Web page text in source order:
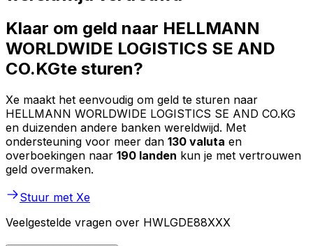
Klaar om geld naar HELLMANN
WORLDWIDE LOGISTICS SE AND
CO.KGte sturen?
Xe maakt het eenvoudig om geld te sturen naar
HELLMANN WORLDWIDE LOGISTICS SE AND CO.KG
en duizenden andere banken wereldwijd. Met
ondersteuning voor meer dan 130 valuta en
overboekingen naar 190 landen kun je met vertrouwen
geld overmaken.
Stuur met Xe
Veelgestelde vragen over HWLGDE88XXX